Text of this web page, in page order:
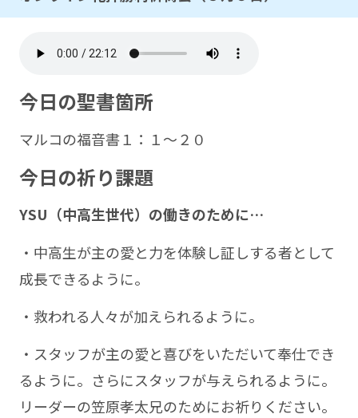
今日の聖書箇所
マルコの福音書１：１～２０
今日の祈り課題
YSU （中高生世代）の働きのために…
・中高生が主の愛と力を体験し証しする者として
成長できるように。
・救われる人々が加えられるように。
・スタッフが主の愛と喜びをいただいて奉仕でき
るように。さらにスタッフが与えられるように。
リーダーの笠原孝太兄のためにお祈りください。